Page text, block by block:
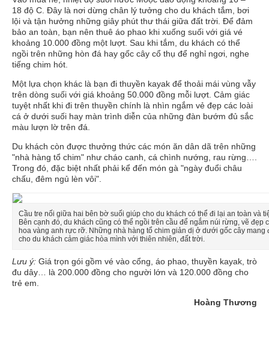
18 độ C. Đây là nơi dừng chân lý tưởng cho du khách tắm, bơi
lội và tận hưởng những giây phút thư thái giữa đất trời. Để đảm
bảo an toàn, bạn nên thuê áo phao khi xuống suối với giá vé
khoảng 10.000 đồng một lượt. Sau khi tắm, du khách có thể
ngồi trên những hòn đá hay gốc cây cổ thụ để nghỉ ngơi, nghe
tiếng chim hót.
Một lựa chọn khác là bạn đi thuyền kayak để thoải mái vùng vẫy
trên dòng suối với giá khoảng 50.000 đồng mỗi lượt. Cảm giác
tuyệt nhất khi đi trên thuyền chính là nhìn ngắm vẻ đẹp các loài
cá ở dưới suối hay màn trình diễn của những đàn bướm đủ sắc
màu lượn lờ trên đá.
Du khách còn được thưởng thức các món ăn dân dã trên những
"nhà hàng tổ chim" như cháo canh, cá chình nướng, rau rừng….
Trong đó, đặc biệt nhất phải kể đến món gà "ngày đuổi châu
chấu, đêm ngủ lèn vôi".
Cầu tre nối giữa hai bên bờ suối giúp cho du khách có thể đi lại an toàn và
Bên cạnh đó, du khách cũng có thể ngồi trên cầu để ngắm núi rừng, vẽ đẹp
hoa vàng anh rực rỡ. Những nhà hàng tổ chim giản dị ở dưới gốc cây mang
cho du khách cảm giác hòa mình với thiên nhiên, đất trời.
Lưu ý: Giá trọn gói gồm vé vào cổng, áo phao, thuyền kayak, trò
đu dây… là 200.000 đồng cho người lớn và 120.000 đồng cho
trẻ em.
Hoàng Thương